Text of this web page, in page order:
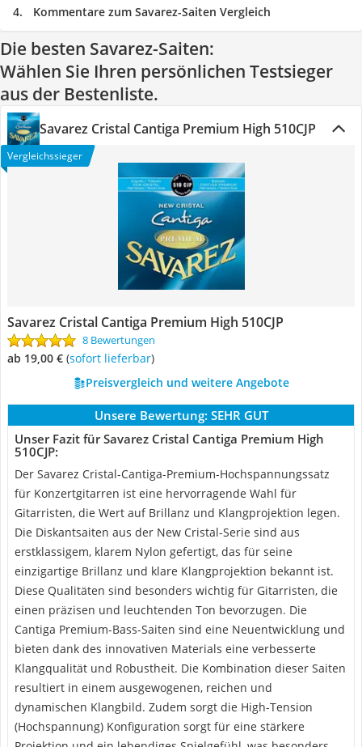
Kommentare zum Savarez-Saiten Vergleich
Die besten Savarez-Saiten:
Wählen Sie Ihren persönlichen Testsieger
aus der Bestenliste.
Savarez Cristal Cantiga Premium High 510CJP
Vergleichssieger
Savarez Cristal Cantiga Premium High 510CJP
8 Bewertungen
ab 19,00 € ( Sofort lieferbar)
Preisvergleich und weitere Angebote
Unsere Bewertung: SEHR GUT
Unser Fazit für Savarez Cristal Cantiga Premium High
510CJP:
Der Savarez Cristal-Cantiga-Premium-Hochspannungssatz
für Konzertgitarren ist eine hervorragende Wahl für
Gitarristen, die Wert auf Brillanz und Klangprojektion legen.
Die Diskantsaiten aus der New Cristal-Serie sind aus
erstklassigem, klarem Nylon gefertigt, das für seine
einzigartige Brillanz und klare Klangprojektion bekannt ist.
Diese Qualitäten sind besonders wichtig für Gitarristen, die
einen präzisen und leuchtenden Ton bevorzugen. Die
Cantiga Premium-Bass-Saiten sind eine Neuentwicklung und
bieten dank des innovativen Materials eine verbesserte
Klangqualität und Robustheit. Die Kombination dieser Saiten
resultiert in einem ausgewogenen, reichen und
dynamischen Klangbild. Zudem sorgt die High-Tension
(Hochspannung) Konfiguration sorgt für eine stärkere